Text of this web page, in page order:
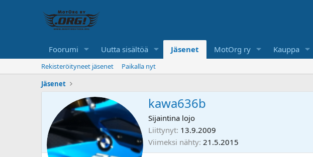
Foorumi Uutta sisältöä Jäsenet MotOrg ry Kauppa
Rekisteröityneet jäsenet
Paikalla nyt
Jäsenet
kawa636b
Sijaintina lojo
Liittynyt 13.9.2009
Viimeksi nähty 21.5.2015